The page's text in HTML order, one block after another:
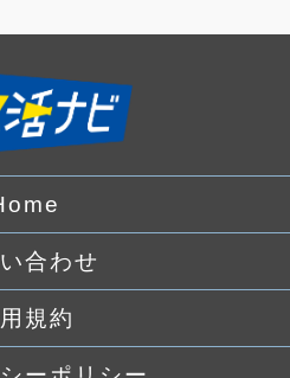
合わせ
規約